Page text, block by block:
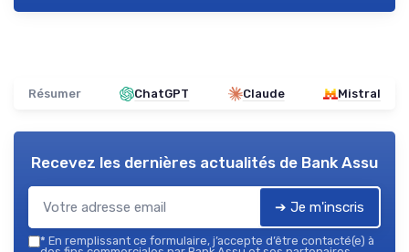
Résumer ChatGPT Claude Mistral
Recevez les dernières actualités de Bank Assu
➔ Je m'inscris
* En remplissant ce formulaire, j’accepte d’être contacté(e) à